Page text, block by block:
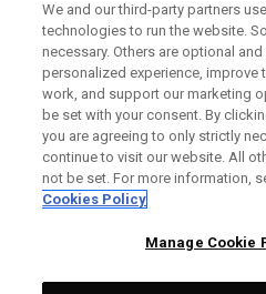
A
MENTIONS
We and our third-party partners
technologies to run the website.
necessary. Others are optional
personalized experience, improve
work, and support our marketing
be set with your consent. By
you are agreeing to only strictly
continue to visit our website. All
not be set. For more information,
Cookies Policy
Manage Cookie